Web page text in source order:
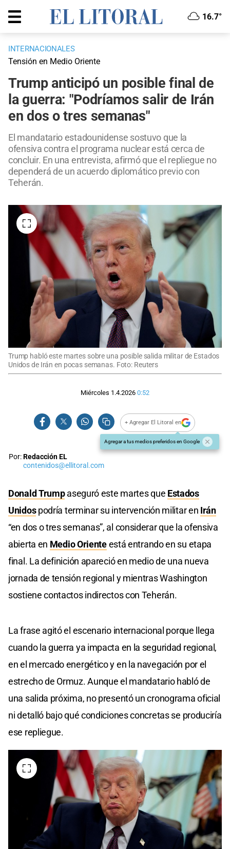
16.7°
INTERNACIONALES
Tensión en Medio Oriente
Trump anticipó un posible final de
la guerra: "Podríamos salir de Irán
en dos o tres semanas"
El mandatario estadounidense sostuvo que la
ofensiva contra el programa nuclear está cerca de
concluir. En una entrevista, afirmó que el repliegue no
dependerá de un acuerdo diplomático previo con
Teherán.
Trump habló este martes sobre una posible salida militar de Estados
Unidos de Irán en pocas semanas. Foto: Reuters
Miércoles 1.4.2026 0:52
+ Agregar El Litoral en
Agregar a tus medios preferidos en Google
Por:Redacción EL
contenidos@ellitoral.com
Donald Trumpaseguró este martes que Estados
Unidos podría terminar su intervención militar en Irán
“en dos o tres semanas”, al considerar que la ofensiva
abierta en Medio Orienteestá entrando en su etapa
final. La definición apareció en medio de una nueva
jornada de tensión regional y mientras Washington
sostiene contactos indirectos con Teherán.
La frase agitó el escenario internacional porque llega
cuando la guerra ya impacta en la seguridad regional,
en el mercado energético y en la navegación por el
estrecho de Ormuz. Aunque el mandatario habló de
una salida próxima, no presentó un cronograma oficial
ni detalló bajo qué condiciones concretas se produciría
ese repliegue.